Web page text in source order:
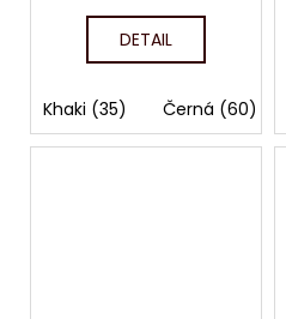
DETAIL
Khaki (35) Černá (60)